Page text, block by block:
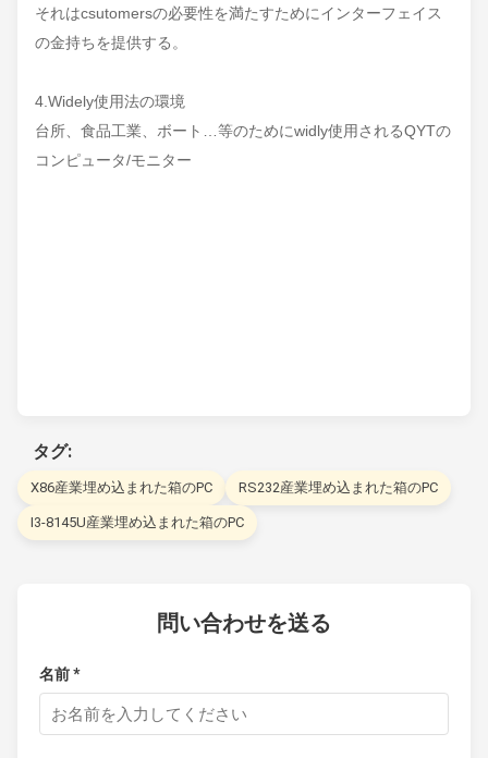
それはcsutomersの必要性を満たすためにインターフェイス
の金持ちを提供する。
4.Widely使用法の環境
台所、食品工業、ボート…等のためにwidly使用されるQYTの
コンピュータ/モニター
タグ:
X86産業埋め込まれた箱のPC RS232産業埋め込まれた箱のPC
I3-8145U産業埋め込まれた箱のPC
問い合わせを送る
名前 *